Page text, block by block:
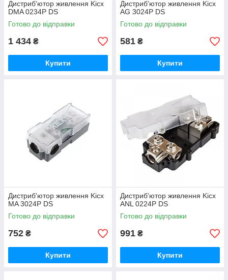
Дистриб'ютор живлення Kicx
DMA 0234P DS
Готово до відправки
1 434 ₴
Купити
Дистриб'ютор живлення Kicx
AG 3024P DS
Готово до відправки
581 ₴
Купити
Дистриб'ютор живлення Kicx
MA 3024P DS
Готово до відправки
752 ₴
Купити
Дистриб'ютор живлення Kicx
ANL 0224P DS
Готово до відправки
991 ₴
Купити